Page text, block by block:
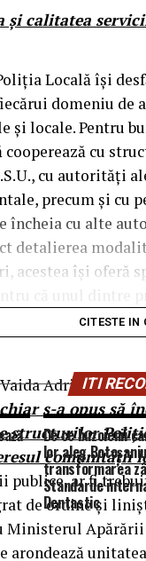
și calitatea
Locală își
domeniu
locale. Pentru
cu
cu autorități
precum și cu
încheia cu alte
detalierea
acestea își
și
Adrian se
s-a opus să
structurilor
comunității
ar fi
de ordine și
Ministerul
arondează
CITESTE IN
ITI
De ce buzoienii
lor aleg
transformarea
Standarde
Dentastic